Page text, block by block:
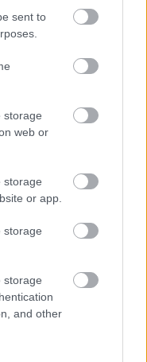
sent to
storage
web or
storage
or app.
storage
storage
and other
éreztem, hogy jó
megadják az
hogyan
mert annak az